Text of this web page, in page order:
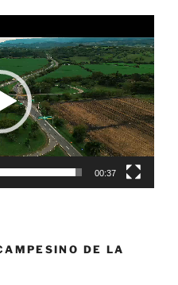
00:37
DE LA